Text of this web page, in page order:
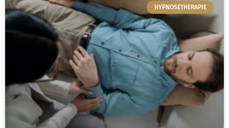
HYPNOSETHERAPIE